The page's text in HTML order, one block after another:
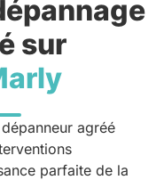
sur
agréé
parfaite de la